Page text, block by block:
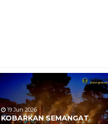
19 Jun 2026
KOBARKAN SEMANGAT